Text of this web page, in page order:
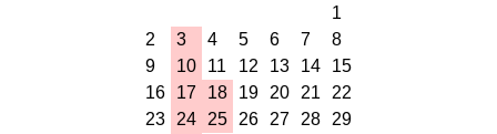
1
2
3 4 5 6 7
8
9
10 11 12 13 14
15
16
17 18 19 20 21
22
23
24 25 26 27 28
29